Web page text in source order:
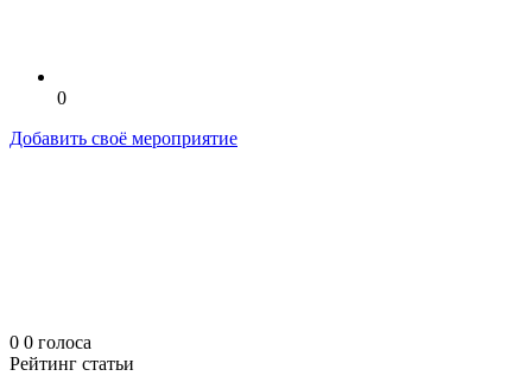
0
Добавить своё мероприятие
0 0 голоса
Рейтинг статьи